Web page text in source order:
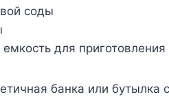
соды
для
банка или